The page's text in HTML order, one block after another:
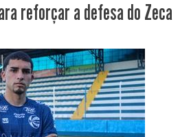
reforçar a defesa do Zeca